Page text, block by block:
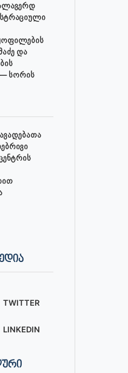
და
სორის
TWITTER
LINKEDIN